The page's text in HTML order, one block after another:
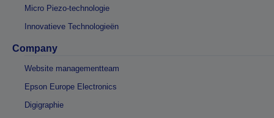
Micro Piezo-technologie
Innovatieve Technologieën
Company
Website managementteam
Epson Europe Electronics
Digigraphie